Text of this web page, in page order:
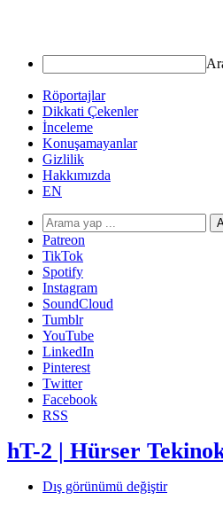
Röportajlar
Dikkati Çekenler
İnceleme
Konuşamayanlar
Gizlilik
Hakkımızda
EN
Patreon
TikTok
Spotify
Instagram
SoundCloud
Tumblr
YouTube
LinkedIn
Pinterest
Twitter
Facebook
RSS
hT-2 | Hürser
Dış görünümü değiştir